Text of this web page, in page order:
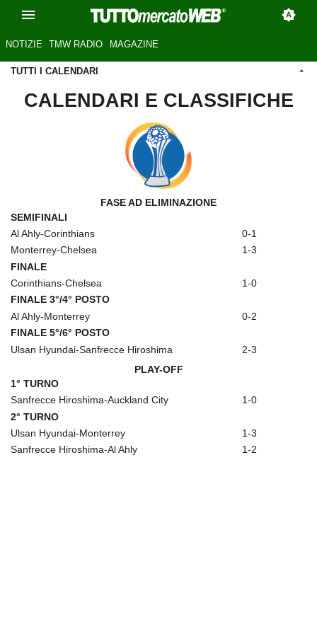
NOTIZIE TMW RADIO MAGAZINE
TUTTI I CALENDARI
CALENDARI E CLASSIFICHE
FASE AD ELIMINAZIONE
SEMIFINALI
Al Ahly-Corinthians
0-1
Monterrey-Chelsea
1-3
FINALE
Corinthians-Chelsea
1-0
FINALE 3°/4° POSTO
Al Ahly-Monterrey
0-2
FINALE 5°/6° POSTO
Ulsan Hyundai-Sanfrecce Hiroshima
2-3
PLAY-OFF
1° TURNO
Sanfrecce Hiroshima-Auckland City
1-0
2° TURNO
Ulsan Hyundai-Monterrey
1-3
Sanfrecce Hiroshima-Al Ahly
1-2